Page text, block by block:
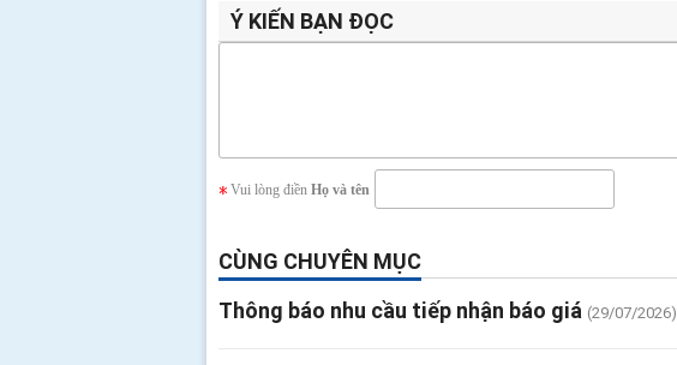
Ý KIẾN BẠN ĐỌC
Vui lòng điền Họ và tên
CÙNG CHUYÊN MỤC
Thông báo nhu cầu tiếp nhận báo giá (29/07/2026)